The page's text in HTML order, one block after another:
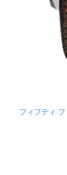
フィフティ